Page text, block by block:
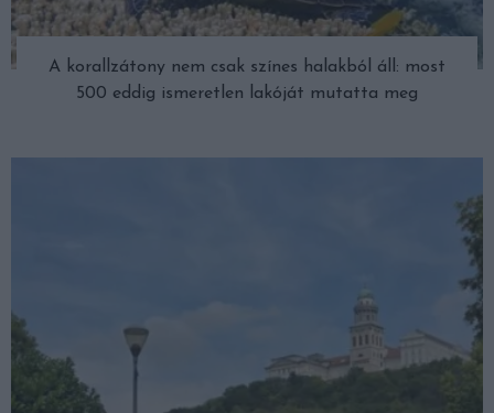
A korallzátony nem csak színes halakból áll: most
500 eddig ismeretlen lakóját mutatta meg